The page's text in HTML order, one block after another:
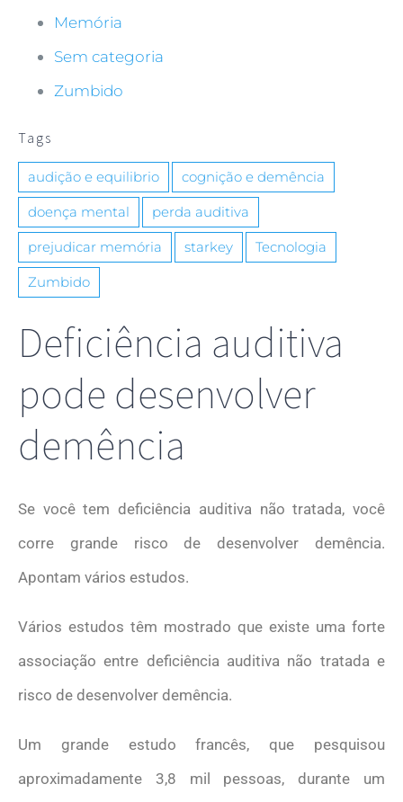
Memória
Sem categoria
Zumbido
Tags
audição e equilibrio cognição e demência
doença mental perda auditiva
prejudicar memória starkey Tecnologia
Zumbido
Deficiência auditiva
pode desenvolver
demência
Se você tem deficiência auditiva não tratada, você
corre grande risco de desenvolver demência.
Apontam vários estudos.
Vários estudos têm mostrado que existe uma forte
associação entre deficiência auditiva não tratada e
risco de desenvolver demência.
Um grande estudo francês, que pesquisou
aproximadamente 3,8 mil pessoas, durante um
durante a sua
recusar esses
algumas
do site.
Marketing
Ao compartilhar
seus interesses
e
comportamento
ao visitar nosso
aumenta a
chance de ver
ofertas
personalizadas.